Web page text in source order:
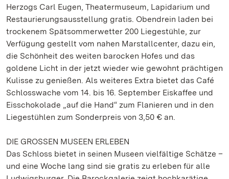
Herzogs Carl Eugen, Theatermuseum, Lapidarium und
Restaurierungsausstellung gratis. Obendrein laden bei
trockenem Spätsommerwetter 200 Liegestühle, zur
Verfügung gestellt vom nahen Marstallcenter, dazu ein,
die Schönheit des weiten barocken Hofes und das
goldene Licht in der jetzt wieder wie gewohnt prächtigen
Kulisse zu genießen. Als weiteres Extra bietet das Café
Schlosswache vom 14. bis 16. September Eiskaffee und
Eisschokolade „auf die Hand“ zum Flanieren und in den
Liegestühlen zum Sonderpreis von 3,50 € an.
DIE GROSSEN MUSEEN ERLEBEN
Das Schloss bietet in seinen Museen vielfältige Schätze –
und eine Woche lang sind sie gratis zu erleben für alle